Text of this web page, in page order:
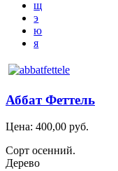
щ
э
ю
я
Аббат Феттель
Цена: 400,00 руб.
Сорт осенний.
Дерево